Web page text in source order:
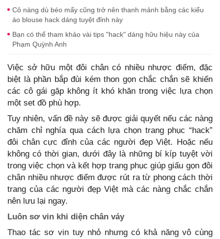
Cô nàng dù béo mấy cũng trở nên thanh mảnh bằng các kiểu
áo blouse hack dáng tuyệt đỉnh này
Bạn có thể tham khảo vài tips "hack" dáng hữu hiệu này của
Phạm Quỳnh Anh
Việc sở hữu một đôi chân có nhiều nhược điểm, đặc
biệt là phần bắp đùi kém thon gọn chắc chắn sẽ khiến
các cô gái gặp không ít khó khăn trong việc lựa chọn
một set đồ phù hợp.
Tuy nhiên, vấn đề này sẽ được giải quyết nếu các nàng
chăm chỉ nghía qua cách lựa chọn trang phục “hack”
đôi chân cực đỉnh của các người đẹp Việt. Hoặc nếu
không có thời gian, dưới đây là những bí kíp tuyệt vời
trong việc chọn và kết hợp trang phục giúp giấu gọn đôi
chân nhiều nhược điểm được rút ra từ phong cách thời
trang của các người đẹp Việt mà các nàng chắc chắn
nên lưu lại ngay.
Luôn sơ vin khi diện chân váy
Thao tác sơ vin tuy nhỏ nhưng có khả năng vô cùng